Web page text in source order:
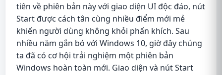
tiên về phiên bản này với giao diện UI độc đáo, nút
Start được cách tân cùng nhiều điểm mới mẻ
khiến người dùng không khỏi phấn khích. Sau
nhiều năm gắn bó với Windows 10, giờ đây chúng
ta đã có cơ hội trải nghiệm một phiên bản
Windows hoàn toàn mới. Giao diện và nút Start